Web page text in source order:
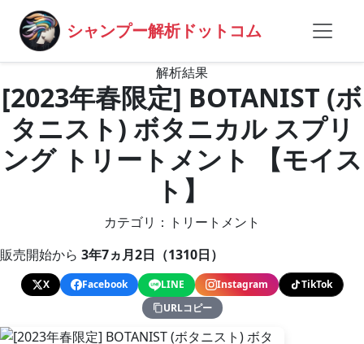
シャンプー解析ドットコム
解析結果
[2023年春限定] BOTANIST (ボ
タニスト) ボタニカル スプリ
ング トリートメント 【モイス
ト】
カテゴリ：トリートメント
販売開始から 3年7ヵ月2日（1310日）
X Facebook LINE Instagram
TikTok
URLコピー